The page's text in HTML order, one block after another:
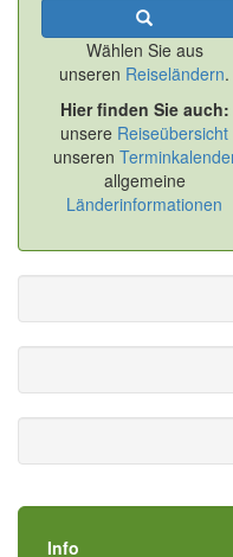
Wählen Sie aus
unseren Reiseländern.
Hier finden Sie auch:
unsere Reiseübersicht
unseren
allgemeine
Länderinformationen
Info